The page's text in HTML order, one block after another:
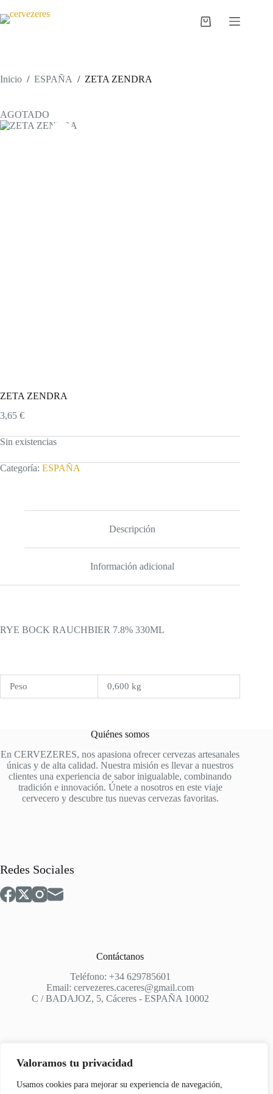
Valoramos tu privacidad
Usamos cookies para mejorar su experiencia de navegación,
al
contenido
Carro
Inicio / ESPAÑA / ZETA ZENDRA
AGOTADO
ZETA ZENDRA
3,65 €
Sin existencias
Categoría: ESPAÑA
Descripción
Información adicional
RYE BOCK RAUCHBIER 7.8% 330ML
Peso 0,600 kg
Quiénes somos
En CERVEZERES, nos apasiona ofrecer cervezas artesanales
únicas y de alta calidad. Nuestra misión es llevar a nuestros
clientes una experiencia de sabor inigualable, combinando
tradición e innovación. Únete a nosotros en este viaje
cervecero y descubre tus nuevas cervezas favoritas.
Redes Sociales
Contáctanos
Teléfono: +34 629785601
Email: cervezeres.caceres@gmail.com
C / BADAJOZ, 5, Cáceres - ESPAÑA 10002
Apoyo